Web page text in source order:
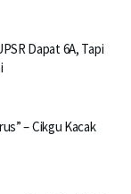
Dapat 6A, Tapi
– Cikgu Kacak